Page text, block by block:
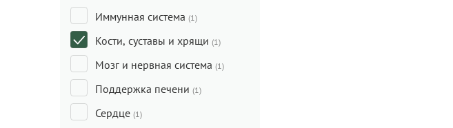
Иммунная система (1)
Кости, суставы и хрящи (1)
Мозг и нервная система (1)
Поддержка печени (1)
Сердце (1)